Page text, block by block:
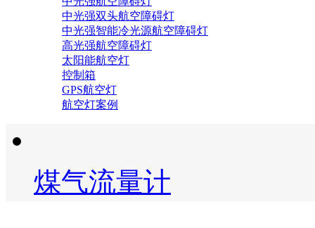
中光强双头航空障碍灯
中光强智能冷光源航空障碍灯
高光强航空障碍灯
太阳能航空灯
控制箱
GPS航空灯
航空灯案例
煤气流量计